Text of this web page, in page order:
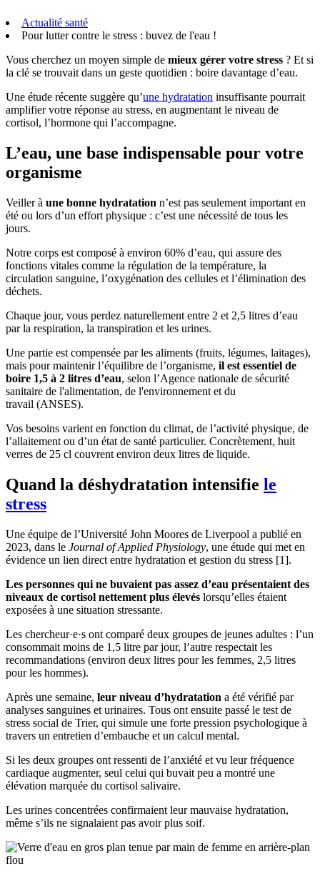
Actualité santé
Pour lutter contre le stress : buvez de l'eau !
Vous cherchez un moyen simple de mieux gérer votre stress ? Et si
la clé se trouvait dans un geste quotidien : boire davantage d’eau.
Une étude récente suggère qu’une hydratation insuffisante pourrait
amplifier votre réponse au stress, en augmentant le niveau de
cortisol, l’hormone qui l’accompagne.
L’eau, une base indispensable pour votre
organisme
Veiller à une bonne hydratation n’est pas seulement important en
été ou lors d’un effort physique : c’est une nécessité de tous les
jours.
Notre corps est composé à environ 60% d’eau, qui assure des
fonctions vitales comme la régulation de la température, la
circulation sanguine, l’oxygénation des cellules et l’élimination des
déchets.
Chaque jour, vous perdez naturellement entre 2 et 2,5 litres d’eau
par la respiration, la transpiration et les urines.
Une partie est compensée par les aliments (fruits, légumes, laitages),
mais pour maintenir l’équilibre de l’organisme, il est essentiel de
boire 1,5 à 2 litres d’eau, selon l’Agence nationale de sécurité
sanitaire de l'alimentation, de l'environnement et du
travail (ANSES).
Vos besoins varient en fonction du climat, de l’activité physique, de
l’allaitement ou d’un état de santé particulier. Concrètement, huit
verres de 25 cl couvrent environ deux litres de liquide.
Quand la déshydratation intensifie le
stress
Une équipe de l’Université John Moores de Liverpool a publié en
2023, dans le Journal of Applied Physiology, une étude qui met en
évidence un lien direct entre hydratation et gestion du stress [1].
Les personnes qui ne buvaient pas assez d’eau présentaient des
niveaux de cortisol nettement plus élevés lorsqu’elles étaient
exposées à une situation stressante.
Les chercheur·e·s ont comparé deux groupes de jeunes adultes : l’un
consommait moins de 1,5 litre par jour, l’autre respectait les
recommandations (environ deux litres pour les femmes, 2,5 litres
pour les hommes).
Après une semaine, leur niveau d’hydratation a été vérifié par
analyses sanguines et urinaires. Tous ont ensuite passé le test de
stress social de Trier, qui simule une forte pression psychologique à
travers un entretien d’embauche et un calcul mental.
Si les deux groupes ont ressenti de l’anxiété et vu leur fréquence
cardiaque augmenter, seul celui qui buvait peu a montré une
élévation marquée du cortisol salivaire.
Les urines concentrées confirmaient leur mauvaise hydratation,
même s’ils ne signalaient pas avoir plus soif.